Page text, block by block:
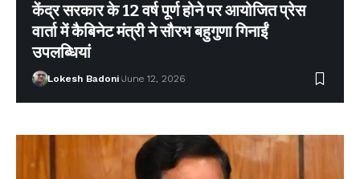
केंद्र सरकार के 12 वर्ष पूर्ण होने पर आयोजित प्रेस
वार्ता में कैबिनेट मंत्री ने सौरभ बहुगुणा गिनाईं
उपलब्धियां
Lokesh Badoni June 12, 2026